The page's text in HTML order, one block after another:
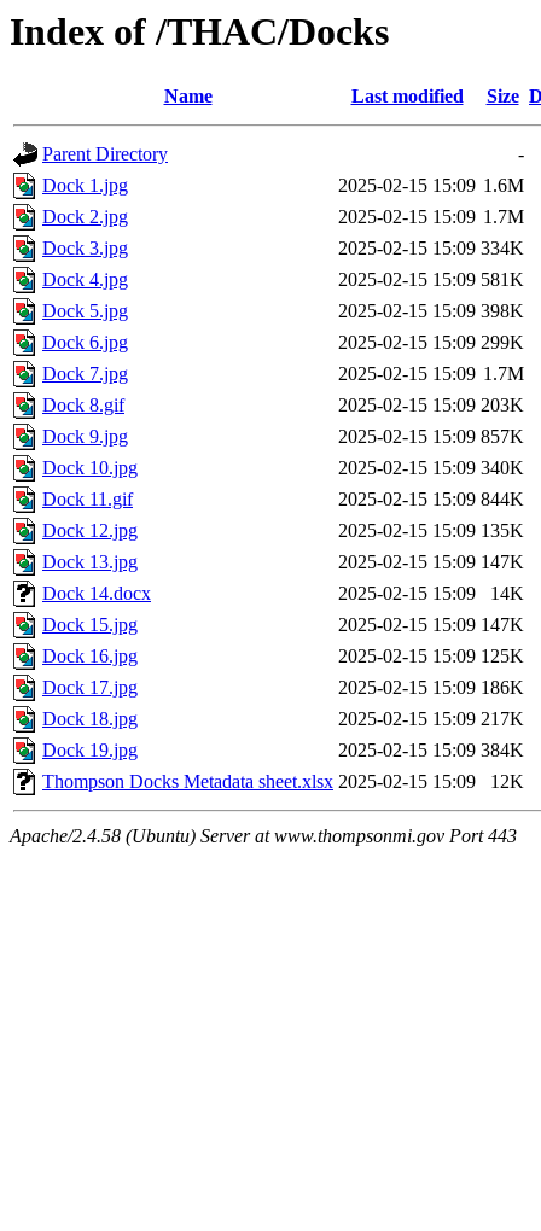
Index of /THAC/Docks
Name Last modified Size
Parent Directory
-
Dock 1.jpg
2025-02-15 15:09 1.6M
Dock 2.jpg
2025-02-15 15:09 1.7M
Dock 3.jpg
2025-02-15 15:09 334K
Dock 4.jpg
2025-02-15 15:09 581K
Dock 5.jpg
2025-02-15 15:09 398K
Dock 6.jpg
2025-02-15 15:09 299K
Dock 7.jpg
2025-02-15 15:09 1.7M
Dock 8.gif
2025-02-15 15:09 203K
Dock 9.jpg
2025-02-15 15:09 857K
Dock 10.jpg
2025-02-15 15:09 340K
Dock 11.gif
2025-02-15 15:09 844K
Dock 12.jpg
2025-02-15 15:09 135K
Dock 13.jpg
2025-02-15 15:09 147K
Dock 14.docx
2025-02-15 15:09
14K
Dock 15.jpg
2025-02-15 15:09 147K
Dock 16.jpg
2025-02-15 15:09 125K
Dock 17.jpg
2025-02-15 15:09 186K
Dock 18.jpg
2025-02-15 15:09 217K
Dock 19.jpg
2025-02-15 15:09 384K
Thompson Docks Metadata sheet.xlsx 2025-02-15 15:09 12K
Apache/2.4.58 (Ubuntu) Server at www.thompsonmi.gov Port 443